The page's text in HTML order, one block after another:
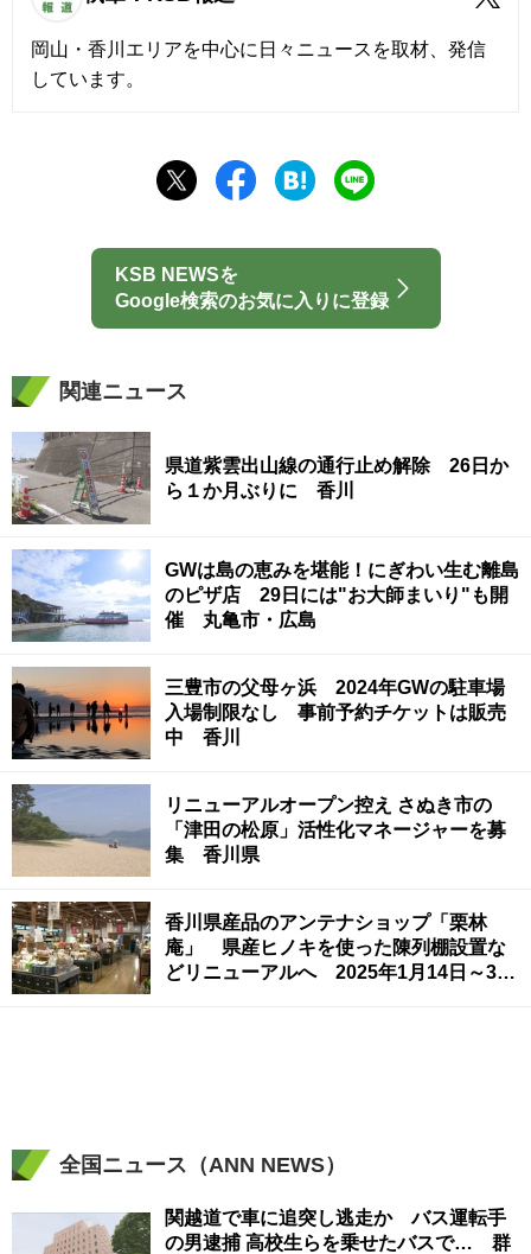
岡山・香川エリアを中心に日々ニュースを取材、発信
しています。
KSB NEWSを
Google検索のお気に入りに登録
関連ニュース
県道紫雲出山線の通行止め解除 26日か
ら１か月ぶりに 香川
GWは島の恵みを堪能！にぎわい生む離島
のピザ店 29日には"お大師まいり"も開
催 丸亀市・広島
三豊市の父母ヶ浜 2024年GWの駐車場
入場制限なし 事前予約チケットは販売
中 香川
リニューアルオープン控え さぬき市の
「津田の松原」活性化マネージャーを募
集 香川県
香川県産品のアンテナショップ「栗林
庵」 県産ヒノキを使った陳列棚設置な
どリニューアルへ 2025年1月14日～31
全国ニュース（ANN NEWS）
関越道で車に追突し逃走か バス運転手
の男逮捕 高校生らを乗せたバスで… 群